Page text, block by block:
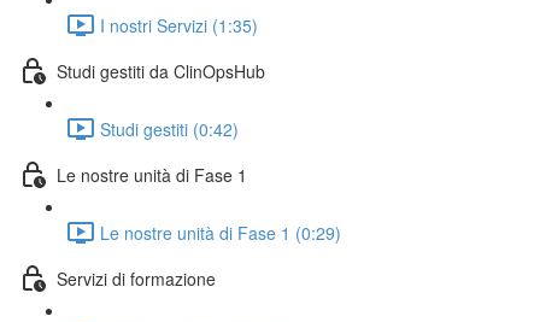
I nostri Servizi (1:35)
Studi gestiti da ClinOpsHub
Studi gestiti (0:42)
Le nostre unità di Fase 1
Le nostre unità di Fase 1 (0:29)
Servizi di formazione